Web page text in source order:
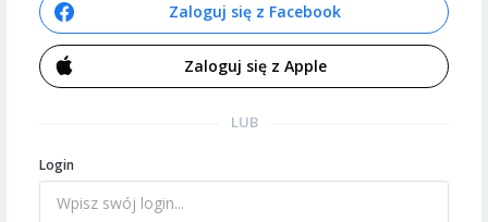
Zaloguj się z Facebook
Zaloguj się z Apple
LUB
Login